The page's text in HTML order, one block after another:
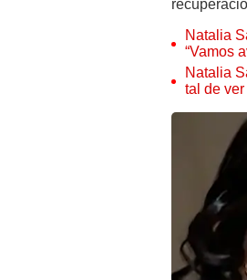
Natalia
“Vamos
Natalia
tal de ver